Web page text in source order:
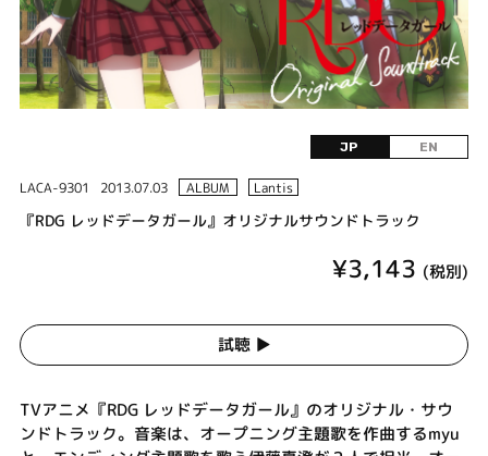
JP EN
LACA-9301 2013.07.03 ALBUM Lantis
『RDG レッドデータガール』オリジナルサウンドトラック
¥3,143 (税別)
試聴 ▶︎
TVアニメ『RDG レッドデータガール』のオリジナル・サウ
ンドトラック。音楽は、オープニング主題歌を作曲するmyu